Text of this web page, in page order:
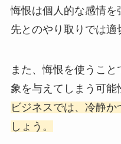
悔恨は個人的な感情を
先とのやり取りでは適
また、悔恨を使うこ
象を与えてしまう可能
ビジネスでは、冷静
しょう。